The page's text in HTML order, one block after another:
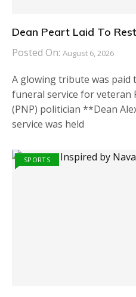
Dean Peart Laid To
Posted On: August 6, 2026
A glowing tribute was
funeral service for veteran
(PNP) politician **Dean
service was held
SPORTS